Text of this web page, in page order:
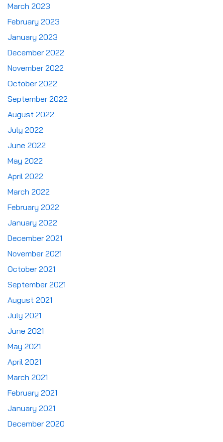
March 2023
February 2023
January 2023
December 2022
November 2022
October 2022
September 2022
August 2022
July 2022
June 2022
May 2022
April 2022
March 2022
February 2022
January 2022
December 2021
November 2021
October 2021
September 2021
August 2021
July 2021
June 2021
May 2021
April 2021
March 2021
February 2021
January 2021
December 2020